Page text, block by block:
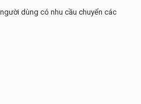
dùng có nhu cầu chuyển các